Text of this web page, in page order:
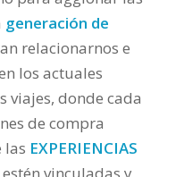
generación de
relacionarnos e
los actuales
viajes, donde cada
de compra
las EXPERIENCIAS